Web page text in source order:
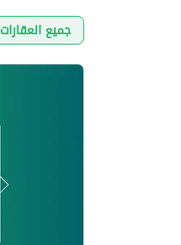
جميع العقارات